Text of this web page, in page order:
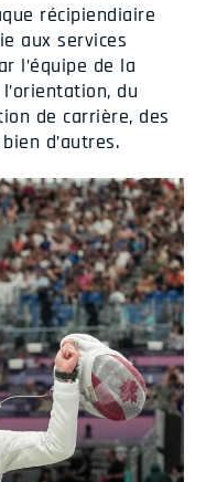
récipiendiaire
aux services
l’équipe de la
du
de carrière, des
d’autres.